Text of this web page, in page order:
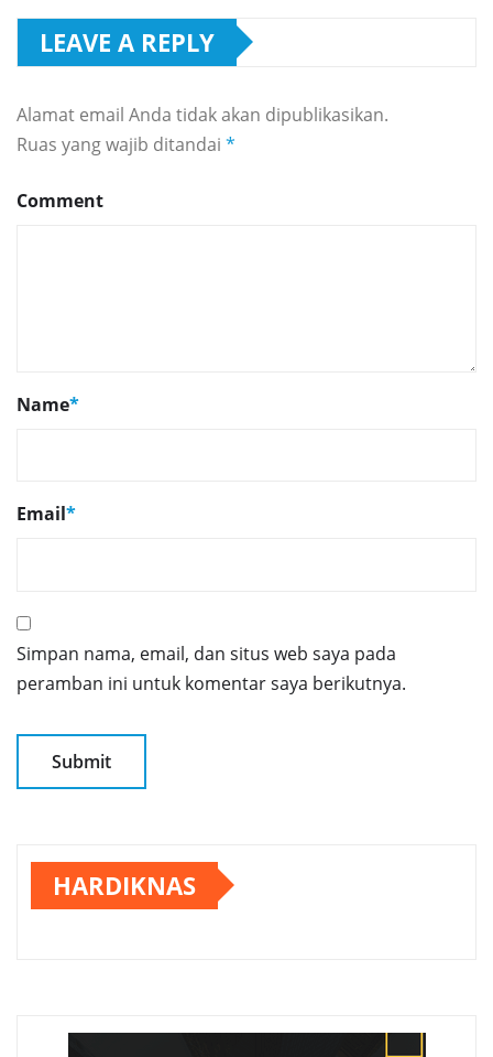
LEAVE A REPLY
Alamat email Anda tidak akan dipublikasikan.
Ruas yang wajib ditandai *
Comment
Name*
Email*
Simpan nama, email, dan situs web saya pada
peramban ini untuk komentar saya berikutnya.
HARDIKNAS